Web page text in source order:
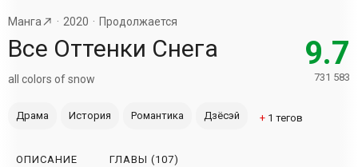
Манга 2020 Продолжается
Все Оттенки Снега
all colors of snow
9.7
731 583
Драма История Романтика Дзёсэй + 1 тегов
ОПИСАНИЕ ГЛАВЫ (107)